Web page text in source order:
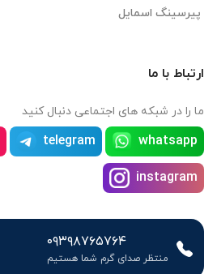
پیرسینگ اسمایل
ارتباط با ما
ما را در شبکه های اجتماعی دنبال کنید
whatsapp
telegram
instagram
۰۹۳۹۸۷۶۵۷۶۴
منتظر صدای گرم شما هستیم